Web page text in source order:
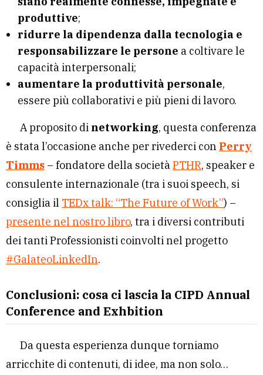
produttive;
ridurre la dipendenza dalla tecnologia e
responsabilizzare le persone a coltivare le
capacità interpersonali;
aumentare la produttività personale,
essere più collaborativi e più pieni di lavoro.
A proposito di networking, questa conferenza
è stata l’occasione anche per rivederci con Perry
Timms – fondatore della societàPTHR, speaker e
consulente internazionale (tra i suoi speech, si
consiglia il TEDx talk: “The Future of Work”) –
presente nel nostro libro, tra i diversi contributi
dei tanti Professionisti coinvolti nel progetto
#GalateoLinkedIn.
Conclusioni: cosa ci lascia la CIPD Annual
Conference and Exhbition
Da questa esperienza dunque torniamo
arricchite di contenuti, di idee, ma non solo…